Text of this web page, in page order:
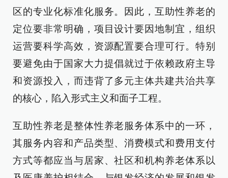
区的专业化标准化服务。因此，互助性养老的
定位要非常明确，项目设计要因地制宜，组织
运营要科学高效，资源配置要合理可行。特别
要避免由于国家大力提倡就过于依赖政府主导
和资源投入，而违背了多元主体共建共治共享
的核心，陷入形式主义和面子工程。
互助性养老是整体性养老服务体系中的一环，
其服务内容和产品类型、消费模式和费用支付
方式等都应当与居家、社区和机构养老体系以